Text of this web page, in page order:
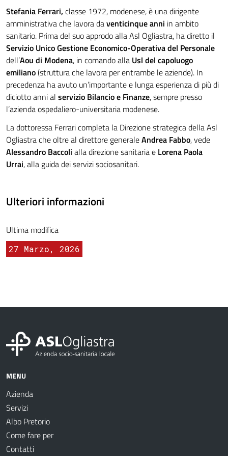
Stefania Ferrari, classe 1972, modenese, è una dirigente
amministrativa che lavora daventicinque anni in ambito
sanitario. Prima del suo approdo alla Asl Ogliastra, ha diretto il
Servizio Unico Gestione Economico-Operativa del Personale
dell’Aou di Modena, in comando alla Usl del capoluogo
emiliano(struttura che lavora per entrambe le aziende). In
precedenza ha avuto un’importante e lunga esperienza di più di
diciotto anni al servizio Bilancio e Finanze, sempre presso
l’azienda ospedaliero-universitaria modenese.
La dottoressa Ferrari completa la Direzione strategica della Asl
Ogliastra che oltre al direttore generaleAndrea Fabbo, vede
Alessandro Baccoli alla direzione sanitaria e Lorena Paola
Urrai, alla guida dei servizi sociosanitari.
Ulteriori informazioni
Ultima modifica
27 Marzo, 2026
MENU
Azienda
Servizi
Albo Pretorio
Come fare per
Contatti